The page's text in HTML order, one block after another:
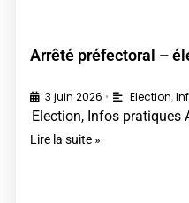
Arrêté préfectoral –
3 juin 2026 • Election,
Election, Infos pratiques
Lire la suite »